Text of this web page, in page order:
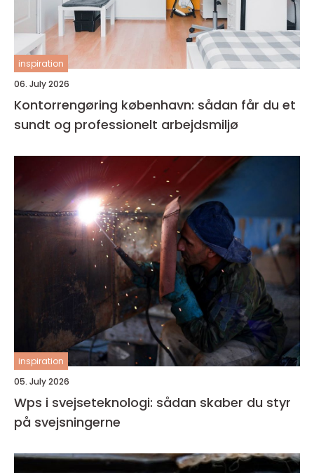
inspiration
06. July 2026
Kontorrengøring københavn: sådan får du et
sundt og professionelt arbejdsmiljø
inspiration
05. July 2026
Wps i svejseteknologi: sådan skaber du styr
på svejsningerne